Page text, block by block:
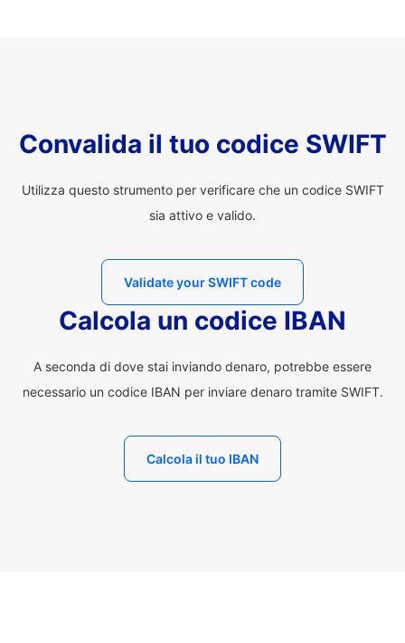
Convalida il tuo codice SWIFT
Utilizza questo strumento per verificare che un codice SWIFT
sia attivo e valido.
Validate your SWIFT code
Calcola un codice IBAN
A seconda di dove stai inviando denaro, potrebbe essere
necessario un codice IBAN per inviare denaro tramite SWIFT.
Calcola il tuo IBAN